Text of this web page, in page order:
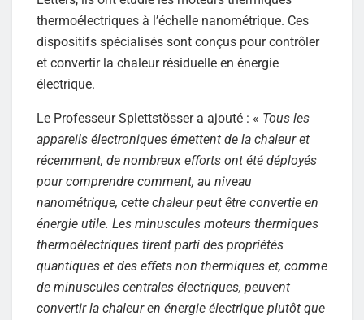
thermoélectriques à l’échelle nanométrique. Ces
dispositifs spécialisés sont conçus pour contrôler
et convertir la chaleur résiduelle en énergie
électrique.
Le Professeur Splettstösser a ajouté : « Tous les
appareils électroniques émettent de la chaleur et
récemment, de nombreux efforts ont été déployés
pour comprendre comment, au niveau
nanométrique, cette chaleur peut être convertie en
énergie utile. Les minuscules moteurs thermiques
thermoélectriques tirent parti des propriétés
quantiques et des effets non thermiques et, comme
de minuscules centrales électriques, peuvent
convertir la chaleur en énergie électrique plutôt que